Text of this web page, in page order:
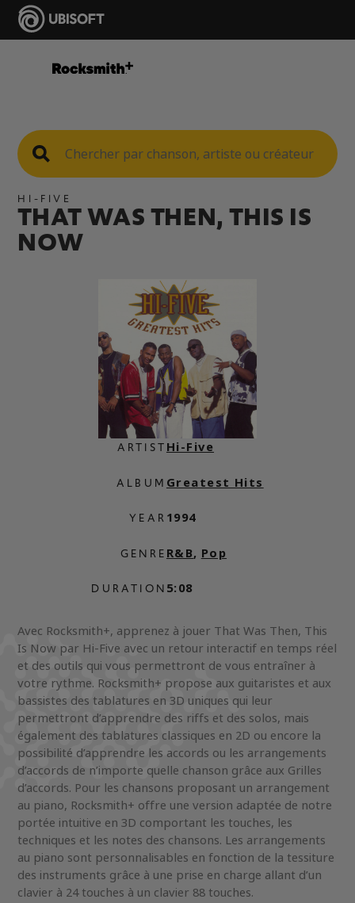
HI-FIVE
THAT WAS THEN, THIS IS
NOW
ARTIST
ALBUM
YEAR
GENRE
DURATION
Hi-Five
Greatest Hits
1994
R&B, Pop
5:08
Avec Rocksmith+, apprenez à jouer That Was Then, This
Is Now par Hi-Five avec un retour interactif en temps réel
et des outils qui vous permettront de vous entraîner à
votre rythme. Rocksmith+ propose aux guitaristes et aux
bassistes des tablatures en 3D uniques qui leur
permettront d’apprendre des riffs et des solos, mais
également des tablatures classiques en 2D ou encore la
possibilité d’apprendre les accords ou les arrangements
d’accords de n’importe quelle chanson grâce aux Grilles
d’accords. Pour les chansons proposant un arrangement
au piano, Rocksmith+ offre une version adaptée de notre
portée intuitive en 3D comportant les touches, les
techniques et les notes des chansons. Les arrangements
au piano sont personnalisables en fonction de la tessiture
des instruments grâce à une prise en charge allant d’un
clavier à 24 touches à un clavier 88 touches.